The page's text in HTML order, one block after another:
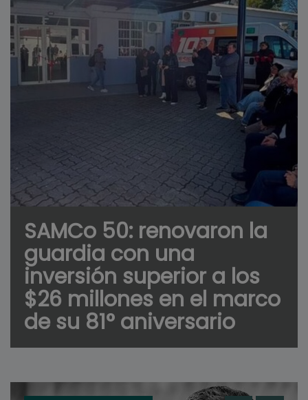
SAMCo 50: renovaron la
guardia con una
inversión superior a los
$26 millones en el marco
de su 81° aniversario